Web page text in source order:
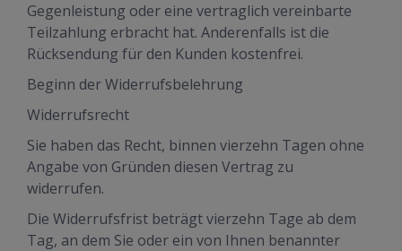
Gegenleistung oder eine vertraglich vereinbarte
Teilzahlung erbracht hat. Anderenfalls ist die
Rücksendung für den Kunden kostenfrei.
Beginn der Widerrufsbelehrung
Widerrufsrecht
Sie haben das Recht, binnen vierzehn Tagen ohne
Angabe von Gründen diesen Vertrag zu
widerrufen.
Die Widerrufsfrist beträgt vierzehn Tage ab dem
Tag, an dem Sie oder ein von Ihnen benannter